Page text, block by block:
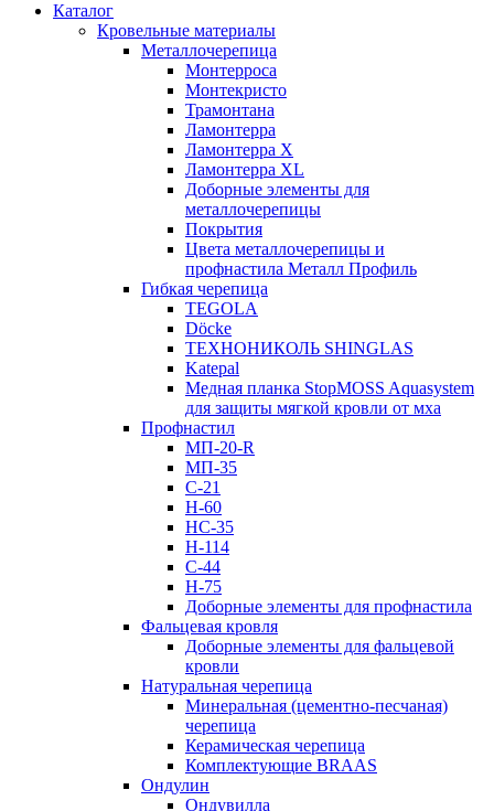
Каталог
Кровельные материалы
Металлочерепица
Монтерроса
Монтекристо
Трамонтана
Ламонтерра
Ламонтерра X
Ламонтерра XL
Доборные элементы для
металлочерепицы
Покрытия
Цвета металлочерепицы и
профнастила Металл Профиль
Гибкая черепица
TEGOLA
Döcke
ТЕХНОНИКОЛЬ SHINGLAS
Katepal
Медная планка StopMOSS Aquasystem
для защиты мягкой кровли от мха
Профнастил
МП-20-R
МП-35
С-21
Н-60
НС-35
Н-114
С-44
Н-75
Доборные элементы для профнастила
Фальцевая кровля
Доборные элементы для фальцевой
кровли
Натуральная черепица
Минеральная (цементно-песчаная)
черепица
Керамическая черепица
Комплектующие BRAAS
Ондулин
Ондувилла